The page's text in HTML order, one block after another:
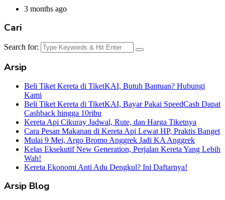
3 months ago
Cari
Search for:
Arsip
Beli Tiket Kereta di TiketKAI, Butuh Bantuan? Hubungi
Kami
Beli Tiket Kereta di TiketKAI, Bayar Pakai SpeedCash Dapat
Cashback hingga 10ribu
Kereta Api Cikuray Jadwal, Rute, dan Harga Tiketnya
Cara Pesan Makanan di Kereta Api Lewat HP, Praktis Banget
Mulai 9 Mei, Argo Bromo Anggrek Jadi KA Anggrek
Kelas Eksekutif New Generation, Perjalan Kereta Yang Lebih
Wah!
Kereta Ekonomi Anti Adu Dengkul? Ini Daftarnya!
Arsip Blog